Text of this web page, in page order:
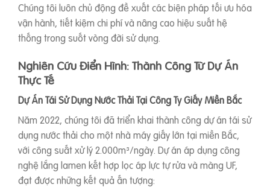
Chúng tôi luôn chủ động đề xuất các biện pháp tối ưu hóa
vận hành, tiết kiệm chi phí và nâng cao hiệu suất hệ
thống trong suốt vòng đời sử dụng.
Nghiên Cứu Điển Hình: Thành Công Từ Dự Án
Thực Tế
Dự Án Tái Sử Dụng Nước Thải Tại Công Ty Giấy Miền Bắc
Năm 2022, chúng tôi đã triển khai thành công dự án tái sử
dụng nước thải cho một nhà máy giấy lớn tại miền Bắc,
với công suất xử lý 2.000m³/ngày. Dự án áp dụng công
nghệ lắng lamen kết hợp lọc áp lực tự rửa và màng UF,
đạt được những kết quả ấn tượng: